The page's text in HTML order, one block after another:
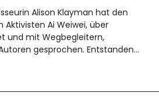
Alison Klayman hat den
Aktivisten Ai Weiwei, über
und mit Wegbegleitern,
gesprochen. Entstanden…